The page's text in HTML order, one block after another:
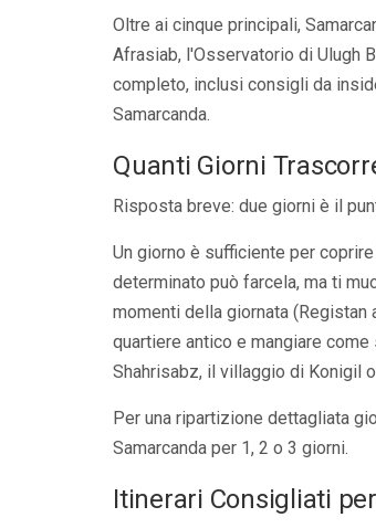
Oltre ai cinque principali,
Afrasiab, l'Osservatorio di Ulugh
completo, inclusi consigli da
Samarcanda.
Quanti Giorni
Risposta breve: due giorni è il
Un giorno è sufficiente per
determinato può farcela, ma ti
momenti della giornata (Registan
quartiere antico e mangiare
Shahrisabz, il villaggio di Konigil
Per una ripartizione dettagliata
Samarcanda per 1, 2 o 3 giorni.
Itinerari Consigliati